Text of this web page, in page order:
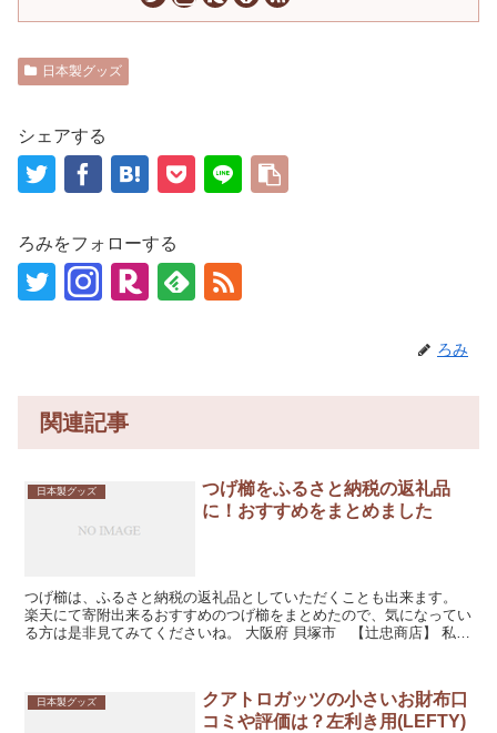
日本製グッズ
シェアする
ろみをフォローする
ろみ
関連記事
日本製グッズ
つげ櫛をふるさと納税の返礼品
に！おすすめをまとめました
つげ櫛は、ふるさと納税の返礼品としていただくことも出来ます。
楽天にて寄附出来るおすすめのつげ櫛をまとめたので、気になってい
る方は是非見てみてくださいね。 大阪府 貝塚市 【辻忠商店】 私が
日本製グッズ
クアトロガッツの小さいお財布口
コミや評価は？左利き用(LEFTY)